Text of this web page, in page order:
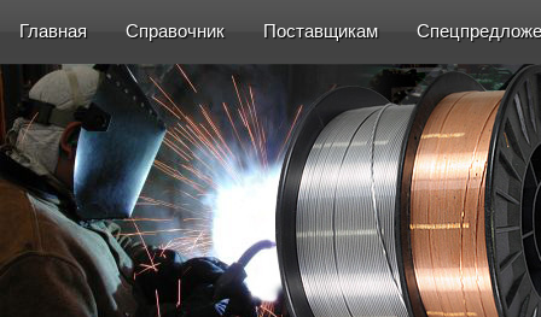
Главная Справочник Поставщикам